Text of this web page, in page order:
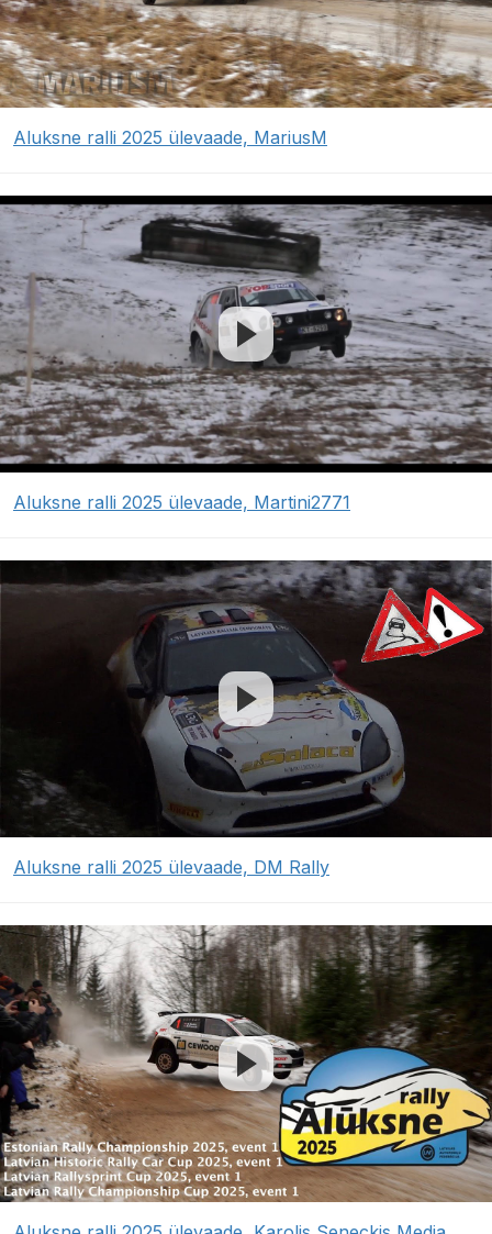
Aluksne ralli 2025 ülevaade, MariusM
Aluksne ralli 2025 ülevaade, Martini2771
Aluksne ralli 2025 ülevaade, DM Rally